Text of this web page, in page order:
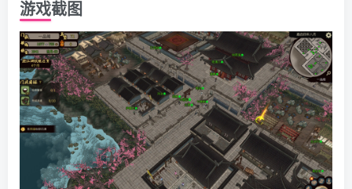
游戏截图